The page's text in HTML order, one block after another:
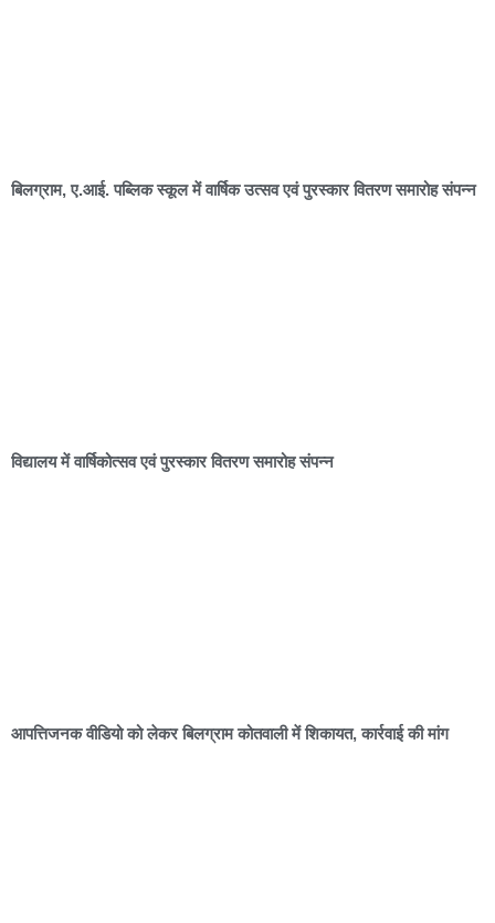
बिलग्राम, ए.आई. पब्लिक स्कूल में वार्षिक उत्सव एवं पुरस्कार वितरण समारोह संपन्न
विद्यालय में वार्षिकोत्सव एवं पुरस्कार वितरण समारोह संपन्न
आपत्तिजनक वीडियो को लेकर बिलग्राम कोतवाली में शिकायत, कार्रवाई की मांग